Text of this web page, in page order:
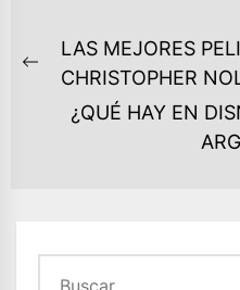
NAVEGACIÓN
DE
ENTRADAS
Previous
LAS MEJORES
CHRISTOPHER
¿QUÉ HAY EN